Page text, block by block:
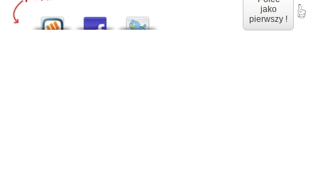
jako
pierwszy !